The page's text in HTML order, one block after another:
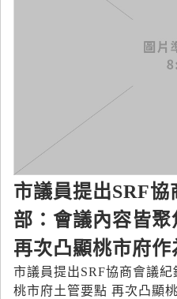
市議員提出SRF
部：會議內容皆
再次凸顯桃市府
市議員提出SRF協商會議
桃市府土管要